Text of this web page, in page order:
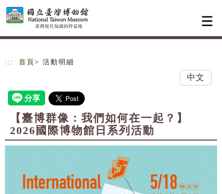
跳到主要內容
網站導覽
::: 首頁 > 活動明細
中文
【臺博群像：我們如何在一起？】
2026國際博物館日系列活動